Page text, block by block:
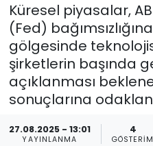
Küresel piyasalar,
(Fed)
gölgesinde
şirketlerin başında
açıklanması
sonuçlarına
27.08.2025 - 13:01
YAYINLANMA
4
GÖSTERIM
GEZİ
Güncel
Gündem
KKTC